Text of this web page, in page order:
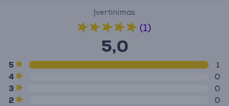
Įvertinimas
(1)
5,0
5
1
4
0
3
0
2
0